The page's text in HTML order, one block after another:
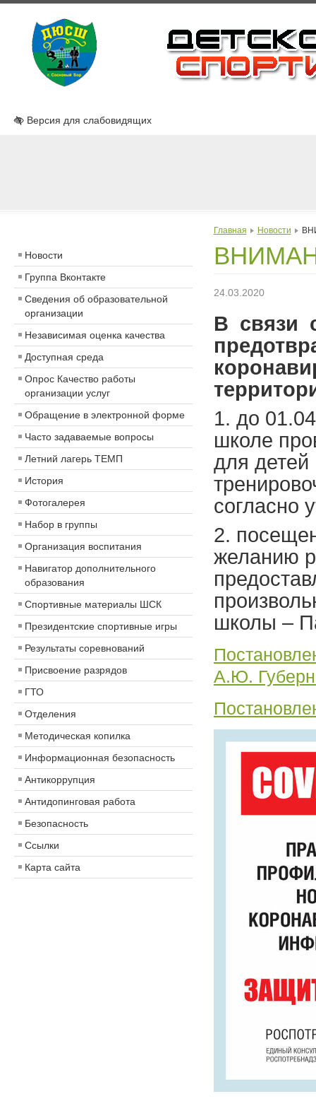
Версия для слабовидящих
Новости
Группа Вконтакте
Сведения об образовательной
организации
Независимая оценка качества
Доступная среда
Опрос Качество работы
организации услуг
Обращение в электронной форме
Часто задаваемые вопросы
Летний лагерь ТЕМП
История
Фотогалерея
Набор в группы
Организация воспитания
Навигатор дополнительного
образования
Спортивные материалы ШСК
Президентские спортивные игры
Результаты соревнований
Присвоение разрядов
ГТО
Отделения
Методическая копилка
Информационная безопасность
Антикоррупция
Антидопинговая работа
Безопасность
Ссылки
Карта сайта
Главная Новости
24.03.2020
В связи
1. до
школе
для детей
согласно
2.
желанию
школы –
А.Ю.